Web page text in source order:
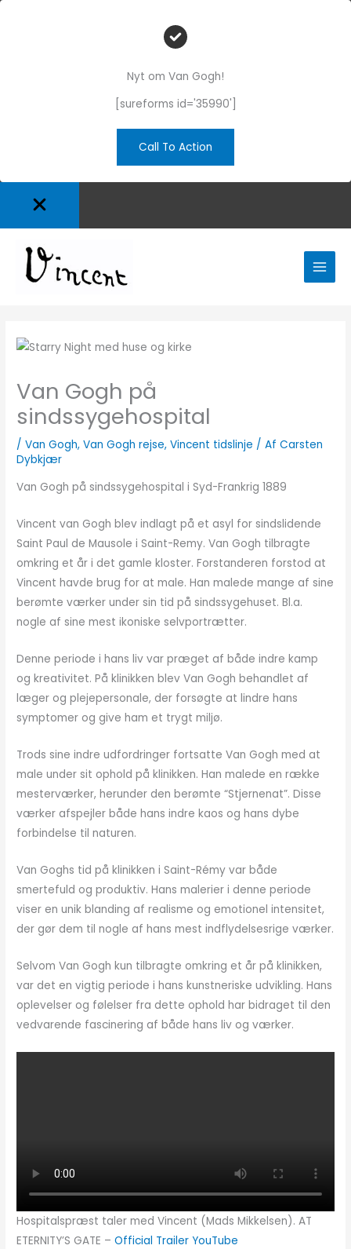
Nyt om Van Gogh!
[sureforms id='35990']
Call To Action
indholdet
Van Gogh på
sindssygehospital
/Van Gogh,Van Gogh rejse,Vincent tidslinje / AfCarsten
Dybkjær
Van Gogh på sindssygehospital i Syd-Frankrig 1889
Vincent van Gogh blev indlagt på et asyl for sindslidende
Saint Paul de Mausole i Saint-Remy. Van Gogh tilbragte
omkring et år i det gamle kloster. Forstanderen forstod at
Vincent havde brug for at male. Han malede mange af sine
berømte værker under sin tid på sindssygehuset. Bl.a.
nogle af sine mest ikoniske selvportrætter.
Denne periode i hans liv var præget af både indre kamp
og kreativitet. På klinikken blev Van Gogh behandlet af
læger og plejepersonale, der forsøgte at lindre hans
symptomer og give ham et trygt miljø.
Trods sine indre udfordringer fortsatte Van Gogh med at
male under sit ophold på klinikken. Han malede en række
mesterværker, herunder den berømte “Stjernenat”. Disse
værker afspejler både hans indre kaos og hans dybe
forbindelse til naturen.
Van Goghs tid på klinikken i Saint-Rémy var både
smertefuld og produktiv. Hans malerier i denne periode
viser en unik blanding af realisme og emotionel intensitet,
der gør dem til nogle af hans mest indflydelsesrige værker.
Selvom Van Gogh kun tilbragte omkring et år på klinikken,
var det en vigtig periode i hans kunstneriske udvikling. Hans
oplevelser og følelser fra dette ophold har bidraget til den
vedvarende fascinering af både hans liv og værker.
Hospitalspræst taler med Vincent (Mads Mikkelsen). AT
ETERNITY’S GATE –Official Trailer YouTube